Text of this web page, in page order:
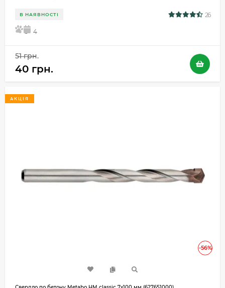
В НАЯВНОСТІ 26
5 4
51 грн.
40 грн.
-56%
АКЦІЯ